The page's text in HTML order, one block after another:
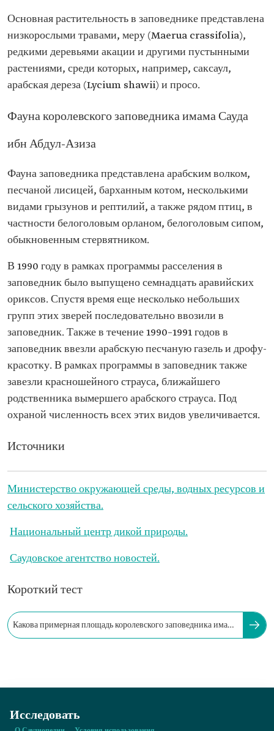
Основная растительность в заповеднике представлена
низкорослыми травами, меру (Maerua crassifolia),
редкими деревьями акации и другими пустынными
растениями, среди которых, например, саксаул,
арабская дереза (Lycium shawii) и просо.
Фауна королевского заповедника имама Сауда
ибн Абдул-Азиза
Фауна заповедника представлена арабским волком,
песчаной лисицей, барханным котом, несколькими
видами грызунов и рептилий, а также рядом птиц, в
частности белоголовым орланом, белоголовым сипом,
обыкновенным стервятником.
В 1990 году в рамках программы расселения в
заповедник было выпущено семнадцать аравийских
ориксов. Спустя время еще несколько небольших
групп этих зверей последовательно ввозили в
заповедник. Также в течение 1990–1991 годов в
заповедник ввезли арабскую песчаную газель и дрофу-
красотку. В рамках программы в заповедник также
завезли красношейного страуса, ближайшего
родственника вымершего арабского страуса. Под
охраной численность всех этих видов увеличивается.
Источники
Министерство окружающей среды, водных ресурсов и
сельского хозяйства.
Национальный центр дикой природы.
Саудовское агентство новостей.
Короткий тест
Какова примерная площадь королевского заповедника имама
Исследовать